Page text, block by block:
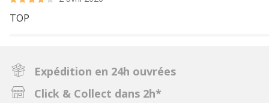
TOP
Expédition en 24h ouvrées
Click & Collect dans 2h*